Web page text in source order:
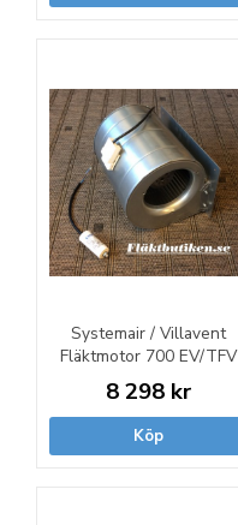
Systemair / Villavent
Fläktmotor 700 EV/TFV
8 298 kr
Köp